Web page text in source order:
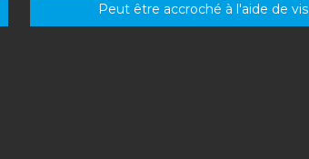
Peut être accroché à l'aide de vis